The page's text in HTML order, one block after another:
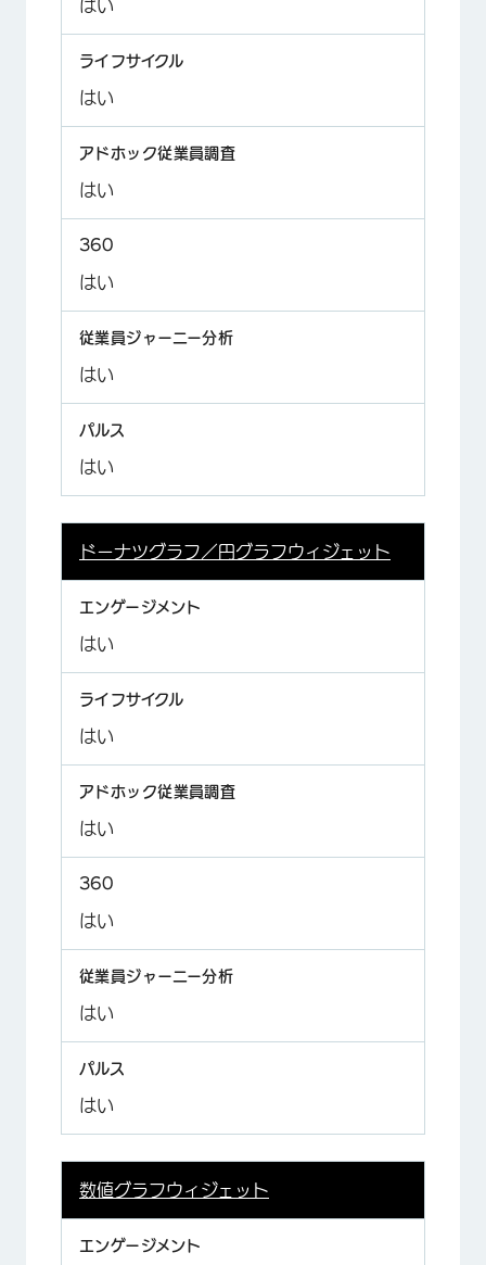
はい
はい
はい
はい
はい
はい
ドーナツグラフ／円グラフウィジェット
はい
はい
はい
はい
はい
はい
数値グラフウィジェット